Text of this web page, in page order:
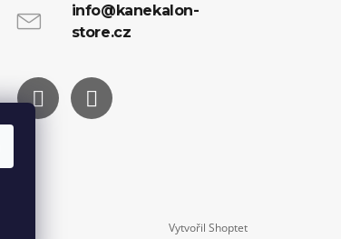
info@kanekalon-
store.cz
Vytvořil Shoptet